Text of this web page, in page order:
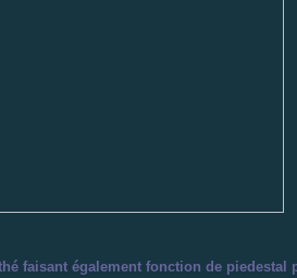
faisant également fonction de piedestal